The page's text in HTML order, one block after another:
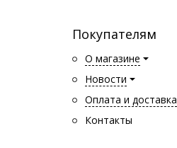
Покупателям
О магазине
Новости
Оплата и доставка
Контакты